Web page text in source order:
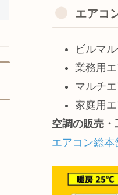
エアコ
ビルマ
業務用
マルチ
家庭用
空調の販売・
エアコン総本